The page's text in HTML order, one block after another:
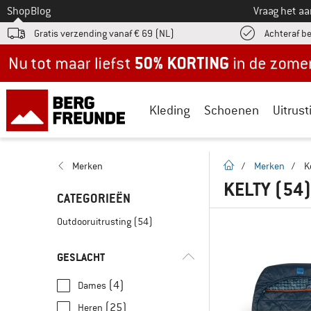
Naar
ShopBlog Vraag het
Gratis verzending vanaf € 69 (NL) Achteraf
Kleding Schoenen
Merken
CATEGORIEËN
Outdooruitrusting (54)
GESLACHT
Dames (4)
Heren (25)
Startpagina
/ Merken /
KELTY (54)